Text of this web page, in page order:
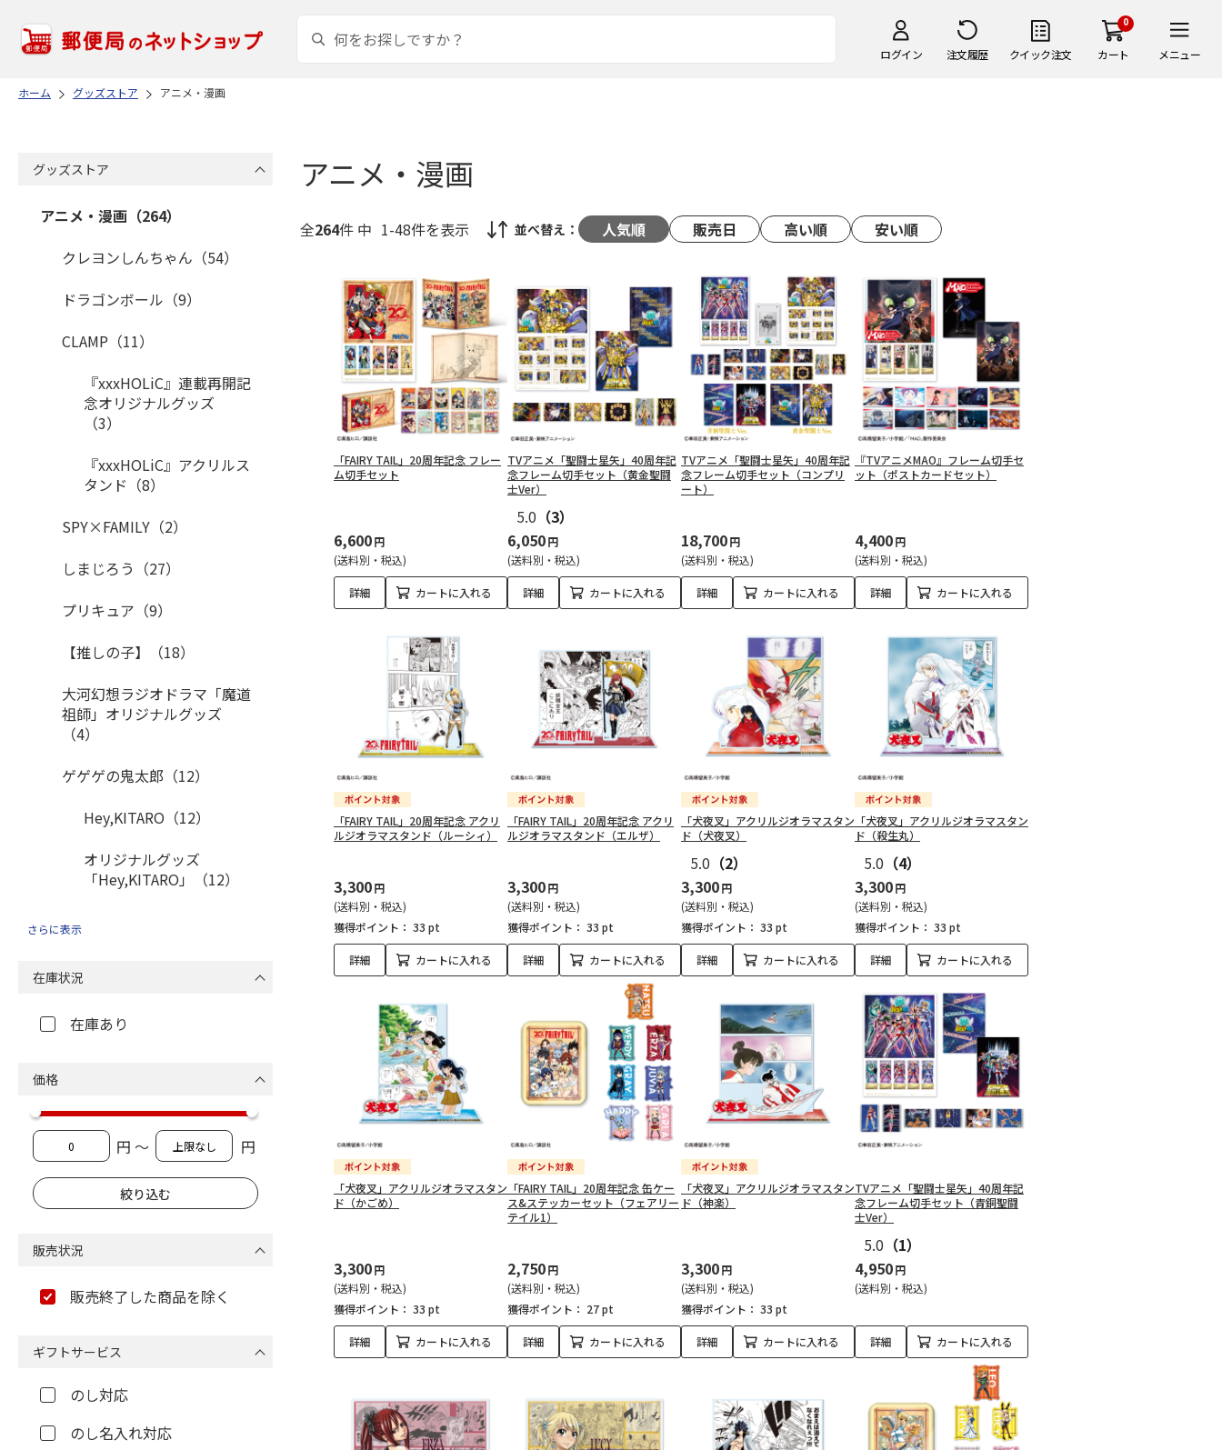
ログイン 注文履歴 クイック注文
0
カート メニュー
ホーム グッズストア アニメ・漫画
アニメ・漫画
全264件 中 1-48件を表示 並べ替え： 人気順 販売日 高い順 安い順
「FAIRY TAIL」20周年記念 フレー
ム切手セット
6,600円
(送料別・税込)
詳細 カートに入れる
TVアニメ「聖闘士星矢」40周年記
念フレーム切手セット（黄金聖闘
士Ver）
5.0 （3）
6,050円
(送料別・税込)
詳細 カートに入れる
TVアニメ「聖闘士星矢」40周年記
念フレーム切手セット（コンプリ
ート）
18,700円
(送料別・税込)
詳細 カートに入れる
『TVアニメMAO』フレーム切手セ
ット（ポストカードセット）
4,400円
(送料別・税込)
詳細 カートに入れる
「FAIRY TAIL」20周年記念 アクリ
ルジオラマスタンド（ルーシィ）
3,300円
(送料別・税込)
獲得ポイント： 33 pt
詳細 カートに入れる
「FAIRY TAIL」20周年記念 アクリ
ルジオラマスタンド（エルザ）
3,300円
(送料別・税込)
獲得ポイント： 33 pt
詳細 カートに入れる
「犬夜叉」アクリルジオラマスタン
ド（犬夜叉）
5.0 （2）
3,300円
(送料別・税込)
獲得ポイント： 33 pt
詳細 カートに入れる
「犬夜叉」アクリルジオラマスタン
ド（殺生丸）
5.0 （4）
3,300円
(送料別・税込)
獲得ポイント： 33 pt
詳細 カートに入れる
「犬夜叉」アクリルジオラマスタン
ド（かごめ）
3,300円
(送料別・税込)
獲得ポイント： 33 pt
詳細 カートに入れる
「FAIRY TAIL」20周年記念 缶ケー
ス&ステッカーセット（フェアリー
テイル1）
2,750円
(送料別・税込)
獲得ポイント： 27 pt
詳細 カートに入れる
「犬夜叉」アクリルジオラマスタン
ド（神楽）
3,300円
(送料別・税込)
獲得ポイント： 33 pt
詳細 カートに入れる
TVアニメ「聖闘士星矢」40周年記
念フレーム切手セット（青銅聖闘
士Ver）
5.0 （1）
4,950円
(送料別・税込)
詳細 カートに入れる
グッズストア
アニメ・漫画（264）
クレヨンしんちゃん（54）
ドラゴンボール（9）
CLAMP（11）
『xxxHOLiC』連載再開記
念オリジナルグッズ
（3）
『xxxHOLiC』アクリルス
タンド（8）
SPY×FAMILY（2）
しまじろう（27）
プリキュア（9）
【推しの子】（18）
大河幻想ラジオドラマ「魔道
祖師」オリジナルグッズ
（4）
ゲゲゲの鬼太郎（12）
Hey,KITARO（12）
オリジナルグッズ
「Hey,KITARO」（12）
Hey,KITARO メモパッ
ド（1）
Hey,KITARO フレーク
シール（1）
Hey,KITARO クリアペ
ンケース（1）
スレイヤーズ（8）
「スレイヤーズ」35周年
（8）
さらに表示
在庫状況
在庫あり
価格
円 ～ 円
販売状況
販売終了した商品を除く
ギフトサービス
のし対応
のし名入れ対応